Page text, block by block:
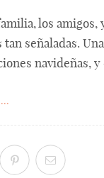
los amigos,
señaladas.
navideñas, y